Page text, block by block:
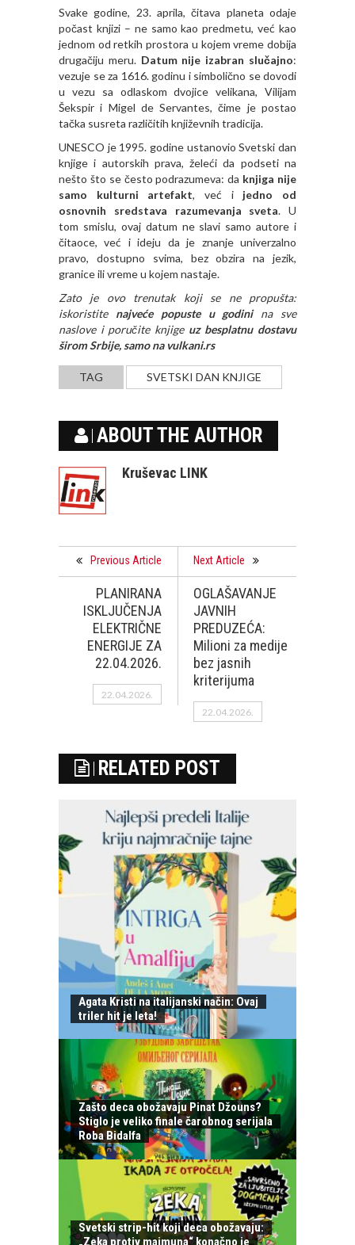
Svake godine, 23. aprila, čitava planeta odaje
počast knjizi – ne samo kao predmetu, već kao
jednom od retkih prostora u kojem vreme dobija
drugačiju meru. Datum nije izabran slučajno:
vezuje se za 1616. godinu i simbolično se dovodi
u vezu sa odlaskom dvojice velikana, Vilijam
Šekspir i Migel de Servantes, čime je postao
tačka susreta različitih književnih tradicija.
UNESCO je 1995. godine ustanovio Svetski dan
knjige i autorskih prava, želeći da podseti na
nešto što se često podrazumeva: da knjiga nije
samo kulturni artefakt, već i jedno od
osnovnih sredstava razumevanja sveta. U
tom smislu, ovaj datum ne slavi samo autore i
čitaoce, već i ideju da je znanje univerzalno
pravo, dostupno svima, bez obzira na jezik,
granice ili vreme u kojem nastaje.
Zato je ovo trenutak koji se ne propušta:
iskoristite najveće popuste u godinina sve
naslove i poručite knjige uz besplatnu dostavu
širom Srbije, samo na vulkani.rs
TAG SVETSKI DAN KNJIGE
ABOUT THE AUTHOR
Kruševac LINK
Previous Article
PLANIRANA
ISKLJUČENJA
ELEKTRIČNE
ENERGIJE ZA
22.04.2026.
22.04.2026.
Next Article
OGLAŠAVANJE
JAVNIH
PREDUZEĆA:
Milioni za medije
bez jasnih
kriterijuma
22.04.2026.
RELATED POST
Agata Kristi na italijanski način: Ovaj
triler hit je leta!
Zašto deca obožavaju Pinat Džouns?
Stiglo je veliko finale čarobnog serijala
Roba Bidalfa
Svetski strip-hit koji deca obožavaju:
„Zeka protiv majmuna“ konačno je